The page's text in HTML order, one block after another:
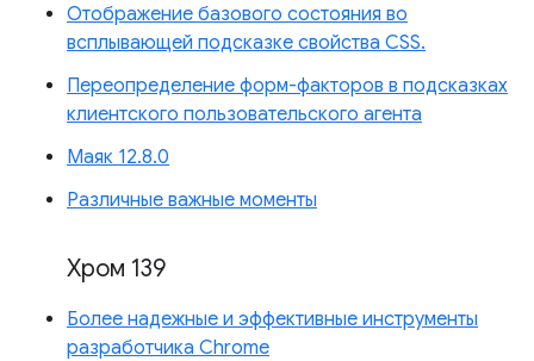
Отображение базового состояния во
всплывающей подсказке свойства CSS.
Переопределение форм-факторов в подсказках
клиентского пользовательского агента
Маяк 12.8.0
Различные важные моменты
Хром 139
Более надежные и эффективные инструменты
разработчика Chrome